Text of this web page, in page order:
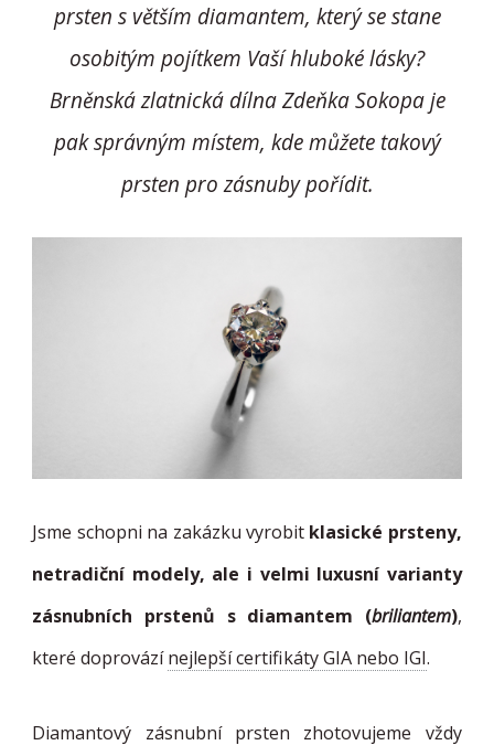
prsten s větším diamantem, který se stane
osobitým pojítkem Vaší hluboké lásky?
Brněnská zlatnická dílna Zdeňka Sokopa je
pak správným místem, kde můžete takový
prsten pro zásnuby pořídit.
Jsme schopni na zakázku vyrobit klasické prsteny,
netradiční modely, ale i velmi luxusní varianty
zásnubních prstenů s diamantem (briliantem),
které doprovázínejlepší certifikáty GIA nebo IGI.
Diamantový zásnubní prsten zhotovujeme vždy